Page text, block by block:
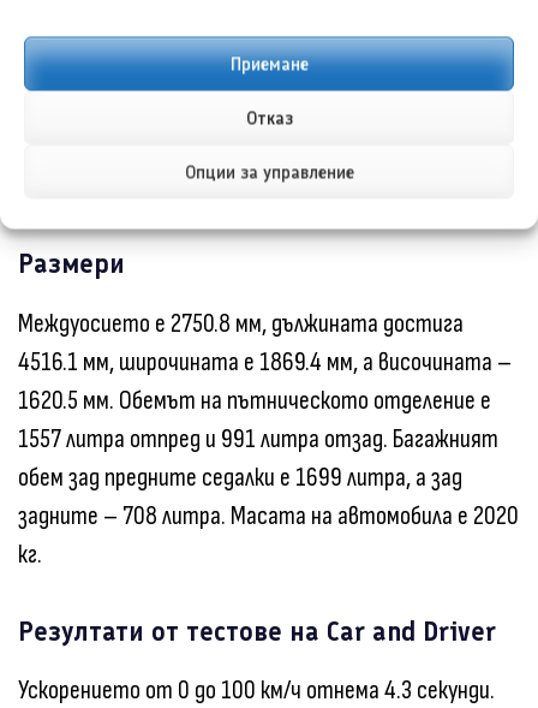
Приемане
Отказ
Опции за управление
дискове с диаметър 327.7 мм, а отзад –
вентилирани дискове с диаметър 317.5 мм.
Автомобилът е обут с гуми Йокохама (Yokohama)
Размери
Междуосието е 2750.8 мм, дължината достига
4516.1 мм, широчината е 1869.4 мм, а височината –
1620.5 мм. Обемът на пътническото отделение е
1557 литра отпред и 991 литра отзад. Багажният
обем зад предните седалки е 1699 литра, а зад
задните – 708 литра. Масата на автомобила е 2020
кг.
Резултати от тестове на Car and Driver
Ускорението от 0 до 100 км/ч отнема 4.3 секунди.